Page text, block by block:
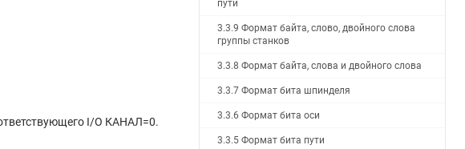
I/O КАНАЛ=0.
пути
3.3.9 Формат байта, слово, двойного слова
группы станков
3.3.8 Формат байта, слова и двойного слова
3.3.7 Формат бита шпинделя
3.3.6 Формат бита оси
3.3.5 Формат бита пути